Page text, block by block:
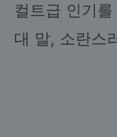
컬트급 인기
대 말, 소란스